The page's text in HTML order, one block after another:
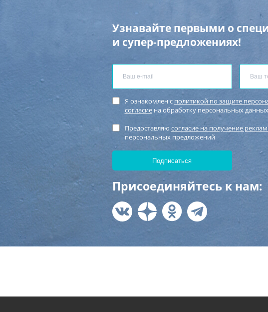
Узнавайте первыми о
и супер-предложениях!
Я ознакомлен с политикой по защите
согласиена обработку персональных данных
Предоставляю согласие на получение
персональных предложений
Присоединяйтесь к нам: